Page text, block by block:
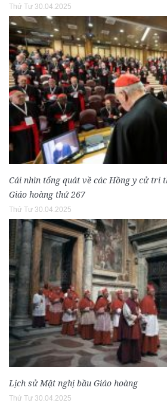
Thứ Tư 30.04.2025
Cái nhìn tổng quát về các Hồng y cử tri
Giáo hoàng thứ 267
Thứ Tư 30.04.2025
Lịch sử Mật nghị bầu Giáo hoàng
Thứ Tư 30.04.2025